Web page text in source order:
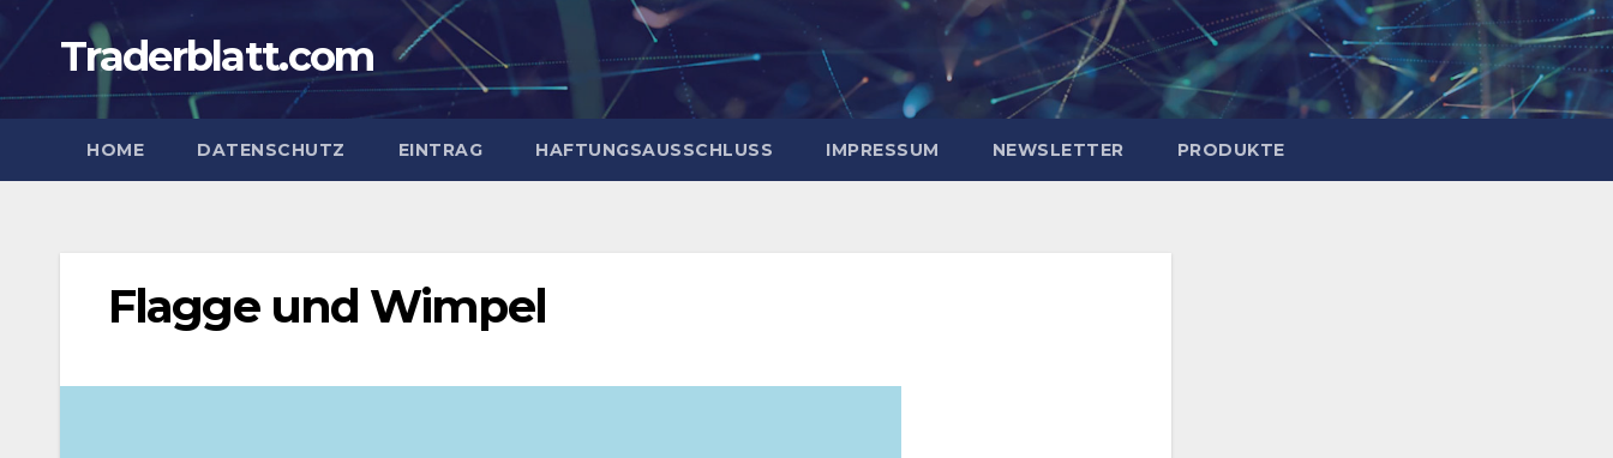
Zum
Inhalt
springen
Traderblatt.com
HOME DATENSCHUTZ EINTRAG HAFTUNGSAUSSCHLUSS IMPRESSUM NEWSLETTER PRODUKTE
Flagge und Wimpel